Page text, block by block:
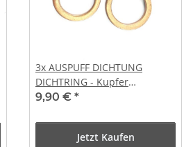
3x AUSPUFF DICHTUNG
DICHTRING - Kupfer
Quetschring
9,90 € *
Jetzt Kaufen